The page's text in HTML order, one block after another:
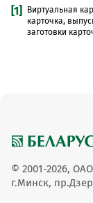
[1]
Виртуальная
карточка,
заготовки
© 2001-2026,
г.Минск,